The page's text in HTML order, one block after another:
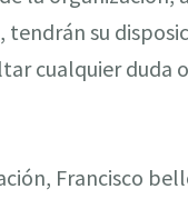
su
cualquier duda
Francisco